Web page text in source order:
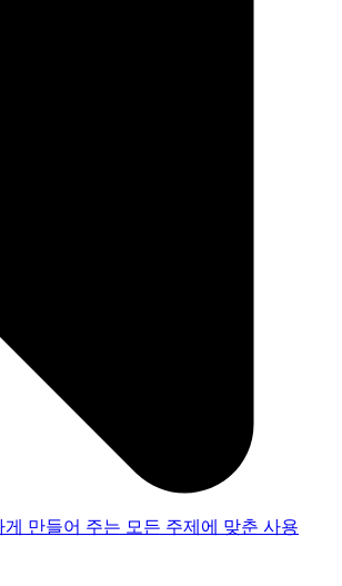
만들어 주는 모든 주제에 맞춘 사용